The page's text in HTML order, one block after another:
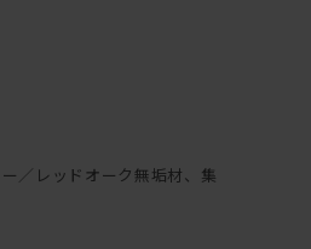
康を害する原因になりま
変色の原因になりますの
／レッドオーク無垢材、集